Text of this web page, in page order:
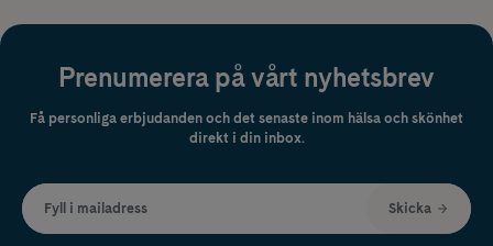
Prenumerera på vårt nyhetsbrev
Få personliga erbjudanden och det senaste inom hälsa och skönhet
direkt i din inbox.
Fyll i mailadress Skicka